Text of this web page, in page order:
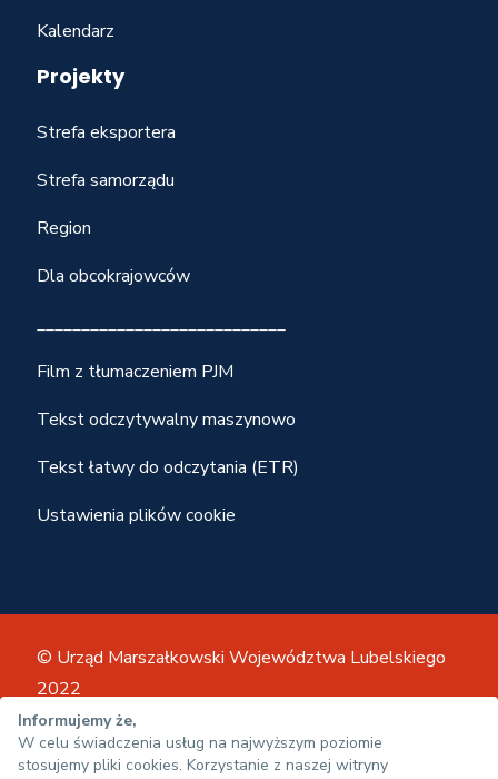
Kalendarz
Projekty
Strefa eksportera
Strefa samorządu
Region
Dla obcokrajowców
____________________________
Film z tłumaczeniem PJM
Tekst odczytywalny maszynowo
Tekst łatwy do odczytania (ETR)
Ustawienia plików cookie
© Urząd Marszałkowski Województwa Lubelskiego
2022
Polityka prywatności
Deklaracja dostępności
Informujemy że,
W celu świadczenia usług na najwyższym poziomie
stosujemy pliki cookies. Korzystanie z naszej witryny